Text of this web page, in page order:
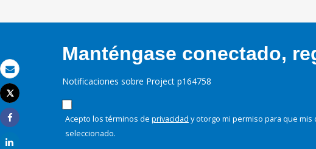
Correo electrónico
Imprimir
Tweet
Share
Manténgase conectado,
Notificaciones sobre Project p164758
Acepto los términos de privacidad y otorgo mi permiso para que
seleccionado.